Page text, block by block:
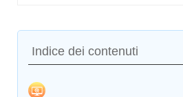
Indice dei contenuti